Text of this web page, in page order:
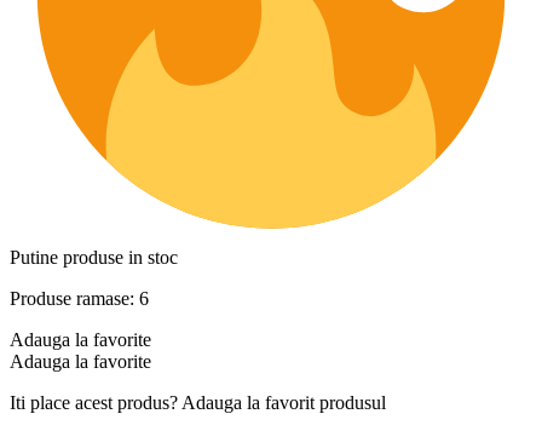
Putine produse in stoc
Produse ramase: 6
Adauga la favorite
Adauga la favorite
Iti place acest produs? Adauga la favorit produsul